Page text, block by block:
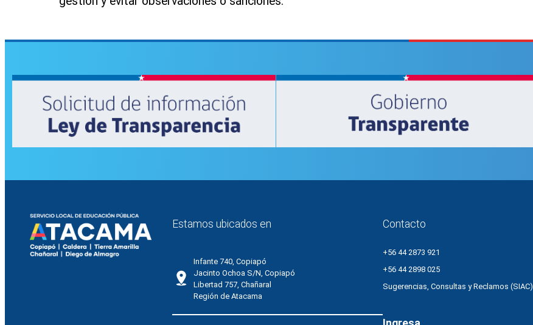
Estamos ubicados en
Infante 740, Copiapó
Jacinto Ochoa S/N, Copiapó
Libertad 757, Chañaral
Región de Atacama
Contacto
+56 44 2873 921
+56 44 2898 025
Sugerencias, Consultas y Reclamos (SIAC)